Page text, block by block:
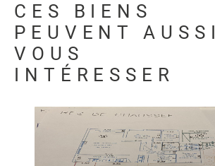
CES BIENS
PEUVENT AUSSI
VOUS
INTÉRESSER